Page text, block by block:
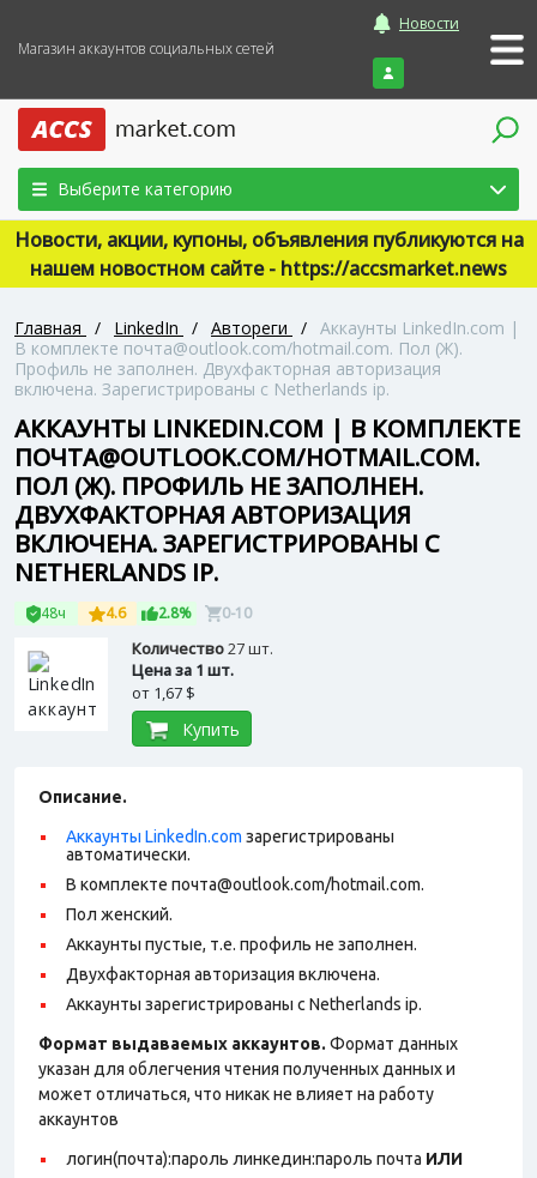
Магазин аккаунтов социальных сетей
Новости
Войти
Выберите категорию
Новости, акции, купоны, объявления публикуются на
нашем новостном сайте - https://accsmarket.news
Главная / LinkedIn / Автореги / Аккаунты LinkedIn.com |
В комплекте почта@outlook.com/hotmail.com. Пол (Ж).
Профиль не заполнен. Двухфакторная авторизация
включена. Зарегистрированы с Netherlands ip.
АККАУНТЫ LINKEDIN.COM | В КОМПЛЕКТЕ
ПОЧТА@OUTLOOK.COM/HOTMAIL.COM.
ПОЛ (Ж). ПРОФИЛЬ НЕ ЗАПОЛНЕН.
ДВУХФАКТОРНАЯ АВТОРИЗАЦИЯ
ВКЛЮЧЕНА. ЗАРЕГИСТРИРОВАНЫ С
NETHERLANDS IP.
48ч 4.6 2.8% 0-10
Количество27 шт.
Цена за 1 шт.
от 1,67 $
Купить
Описание.
Аккаунты LinkedIn.com зарегистрированы
автоматически.
В комплекте почта@outlook.com/hotmail.com.
Пол женский.
Аккаунты пустые, т.е. профиль не заполнен.
Двухфакторная авторизация включена.
Аккаунты зарегистрированы с Netherlands ip.
Формат выдаваемых аккаунтов. Формат данных
указан для облегчения чтения полученных данных и
может отличаться, что никак не влияет на работу
аккаунтов
логин(почта):пароль линкедин:пароль почта ИЛИ